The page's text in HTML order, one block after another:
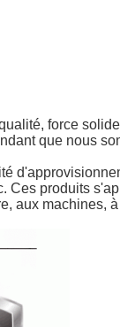
force
que nous
Ces produits
aux machines,